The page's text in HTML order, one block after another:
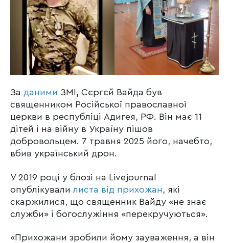
За даними ЗМІ, Сєргєй Вайда був
священником Російської православної
церкви в республіці Адигея, РФ. Він має 11
дітей і на війну в Україну пішов
добровольцем. 7 травня 2025 його, начебто,
вбив український дрон.
У 2019 році у блозі на Livejournal
опублікували листа від прихожан, які
скаржилися, що священник Вайду «не знає
служби» і богослужіння «перекручуються».
«Прихожани зробили йому зауваження, а він